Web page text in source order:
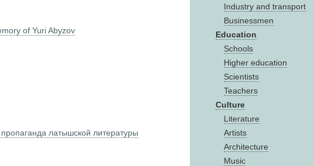
Industry and transport
Businessmen
Education
Schools
Higher education
Scientists
Teachers
Culture
Literature
Artists
Architecture
Music
of Yuri Abyzov
латышской литературы